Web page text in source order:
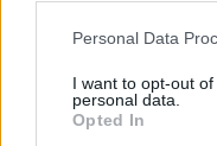
Please note that this
not limited to your visit
grant or deny consent
use your data for
Personal Data
I want to opt-out
personal data.
Opted In